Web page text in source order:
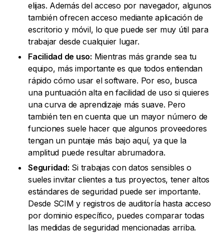
elijas. Además del acceso por navegador, algunos
también ofrecen acceso mediante aplicación de
escritorio y móvil, lo que puede ser muy útil para
trabajar desde cualquier lugar.
Facilidad de uso: Mientras más grande sea tu
equipo, más importante es que todos entiendan
rápido cómo usar el software. Por eso, busca
una puntuación alta en facilidad de uso si quieres
una curva de aprendizaje más suave. Pero
también ten en cuenta que un mayor número de
funciones suele hacer que algunos proveedores
tengan un puntaje más bajo aquí, ya que la
amplitud puede resultar abrumadora.
Seguridad: Si trabajas con datos sensibles o
sueles invitar clientes a tus proyectos, tener altos
estándares de seguridad puede ser importante.
Desde SCIM y registros de auditoría hasta acceso
por dominio específico, puedes comparar todas
las medidas de seguridad mencionadas arriba.